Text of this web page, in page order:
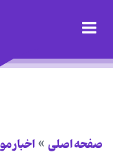
صفحه اصلی اخبار